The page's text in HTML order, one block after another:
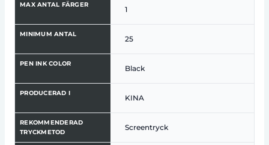
MAX ANTAL FÄRGER
1
MINIMUM ANTAL
25
PEN INK COLOR
Black
PRODUCERAD I
KINA
REKOMMENDERAD
TRYCKMETOD
Screentryck